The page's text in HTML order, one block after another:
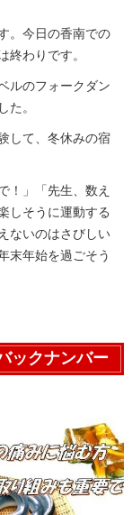
。今日の香南での
わりです。
ルのフォークダン
。
して、冬休みの宿
！」「先生、数え
しそうに運動する
ないのはさびしい
末年始を過ごそう
ックナンバー